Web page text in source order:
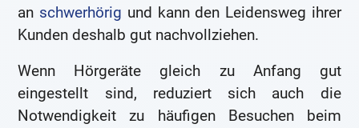
an schwerhörig und kann den Leidensweg ihrer
Kunden deshalb gut nachvollziehen.
Wenn Hörgeräte gleich zu Anfang gut
eingestellt sind, reduziert sich auch die
Notwendigkeit zu häufigen Besuchen beim